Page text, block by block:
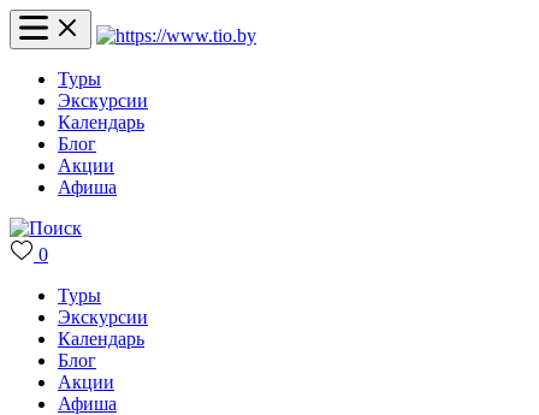
Туры
Экскурсии
Календарь
Блог
Акции
Афиша
0
Туры
Экскурсии
Календарь
Блог
Акции
Афиша